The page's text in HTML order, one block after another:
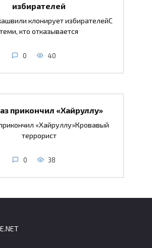
избирателей
клонирует избирателейС
теми, кто отказывается
0 40
прикончил «Хайруллу»
«Хайруллу»Кровавый
террорист
0 38